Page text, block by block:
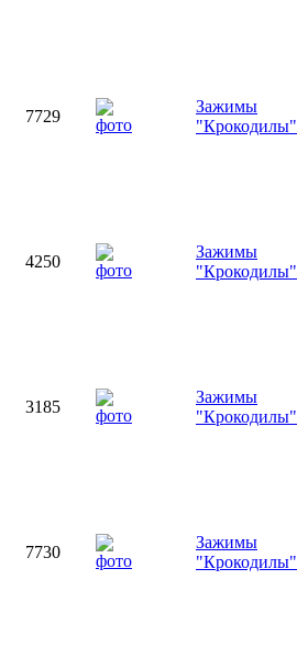
7729
Зажимы
"Крокодилы"
4250
Зажимы
"Крокодилы"
3185
Зажимы
"Крокодилы"
7730
Зажимы
"Крокодилы"